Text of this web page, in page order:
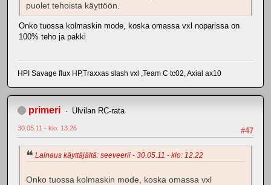
puolet tehoista käyttöön.
Onko tuossa kolmaskin mode, koska omassa vxl noparissa on
100% teho ja pakki
HPI Savage flux HP,Traxxas slash vxl ,Team C tc02, Axial ax10
primeri Ulvilan RC-rata
#47
30.05.11 - klo: 13.26
Lainaus käyttäjältä: seeveerii - 30.05.11 - klo: 12.22
Onko tuossa kolmaskin mode, koska omassa vxl